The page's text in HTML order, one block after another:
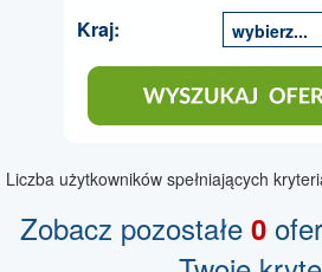
Kraj:
wybierz...
Liczba użytkowników spełniających
Zobacz pozostałe 0